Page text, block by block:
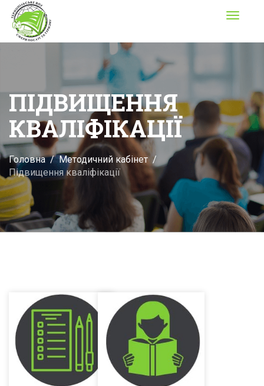
Toggle
ПІДВИЩЕННЯ
КВАЛІФІКАЦІЇ
Головна
Методичний кабінет
Підвищення кваліфікації